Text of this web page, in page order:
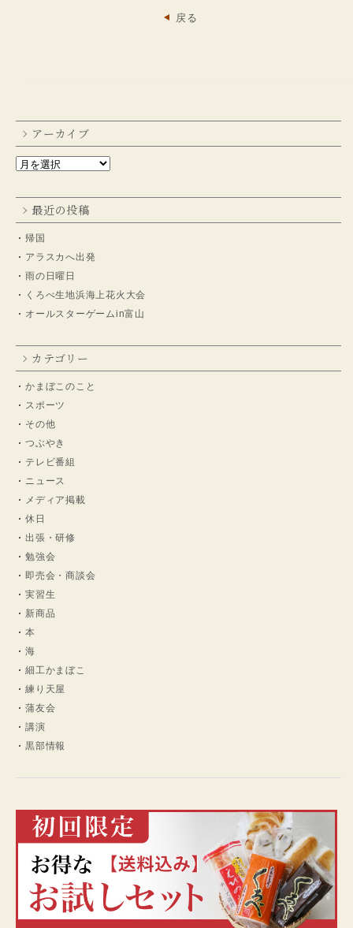
戻る
アーカイブ
最近の投稿
帰国
アラスカへ出発
雨の日曜日
くろべ生地浜海上花火大会
オールスターゲームin富山
カテゴリー
かまぼこのこと
スポーツ
その他
つぶやき
テレビ番組
ニュース
メディア掲載
休日
出張・研修
勉強会
即売会・商談会
実習生
新商品
本
海
細工かまぼこ
練り天屋
蒲友会
講演
黒部情報